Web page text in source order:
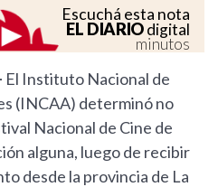
Escuchá esta nota
EL DIARIOdigital
minutos
El Instituto Nacional de
(INCAA) determinó no
Nacional de Cine de
alguna, luego de recibir
desde la provincia de La